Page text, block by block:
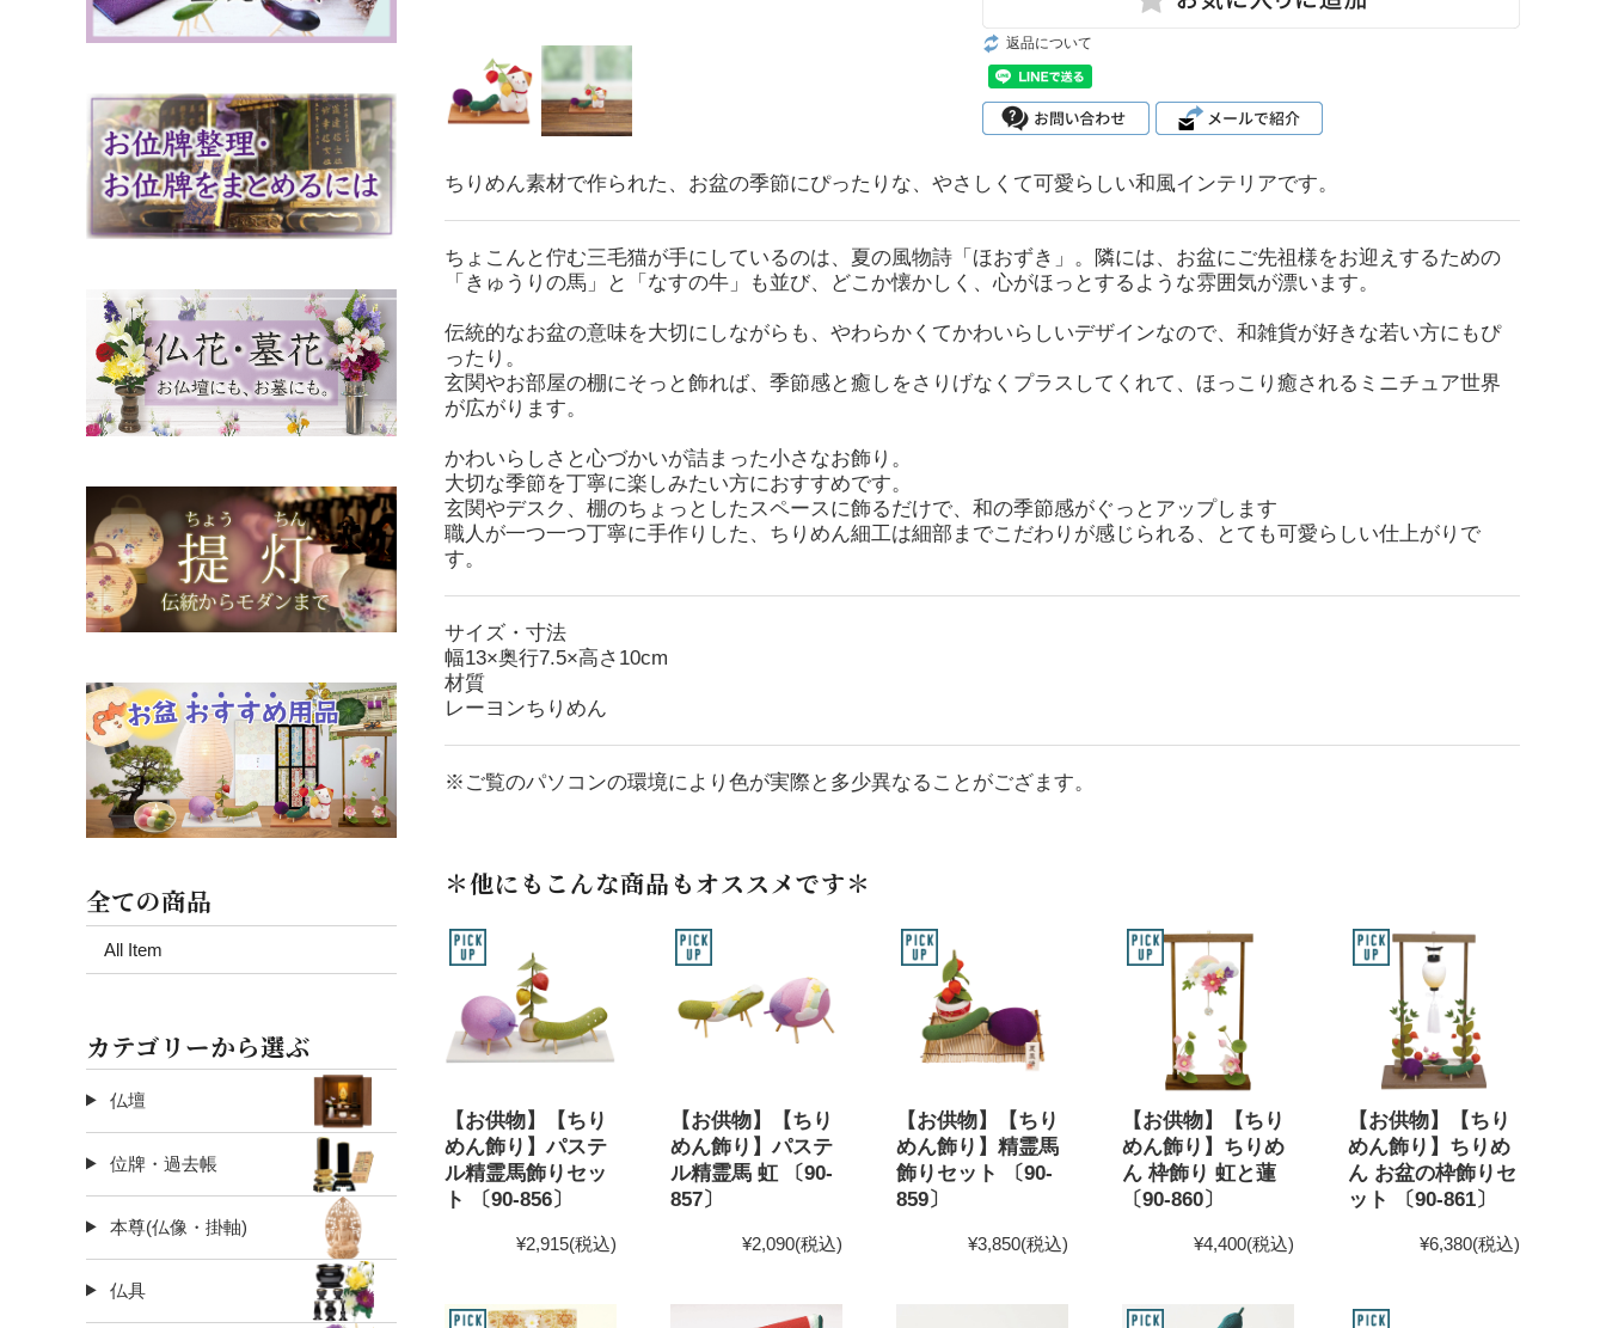
返品について
ちりめん素材で作られた、お盆の季節にぴったりな、やさしくて可愛らしい和風インテリアです。
ちょこんと佇む三毛猫が手にしているのは、夏の風物詩「ほおずき」。隣には、お盆にご先祖様をお迎えするための
「きゅうりの馬」と「なすの牛」も並び、どこか懐かしく、心がほっとするような雰囲気が漂います。
伝統的なお盆の意味を大切にしながらも、やわらかくてかわいらしいデザインなので、和雑貨が好きな若い方にもぴ
ったり。
玄関やお部屋の棚にそっと飾れば、季節感と癒しをさりげなくプラスしてくれて、ほっこり癒されるミニチュア世界
が広がります。
かわいらしさと心づかいが詰まった小さなお飾り。
大切な季節を丁寧に楽しみたい方におすすめです。
玄関やデスク、棚のちょっとしたスペースに飾るだけで、和の季節感がぐっとアップします
職人が一つ一つ丁寧に手作りした、ちりめん細工は細部までこだわりが感じられる、とても可愛らしい仕上がりで
す。
サイズ・寸法
幅13×奥行7.5×高さ10cm
材質
レーヨンちりめん
※ご覧のパソコンの環境により色が実際と多少異なることがござます。
＊他にもこんな商品もオススメです＊
【お供物】【ちり
めん飾り】パステ
ル精霊馬飾りセッ
ト 〔90-856〕
¥2,915(税込)
【お供物】【ちり
めん飾り】パステ
ル精霊馬 虹 〔90-
857〕
¥2,090(税込)
【お供物】【ちり
めん飾り】精霊馬
飾りセット 〔90-
859〕
¥3,850(税込)
【お供物】【ちり
めん飾り】ちりめ
ん 枠飾り 虹と蓮
〔90-860〕
¥4,400(税込)
【お供物】【ちり
めん飾り】ちりめ
ん お盆の枠飾りセ
ット 〔90-861〕
¥6,380(税込)
全ての商品
All Item
カテゴリーから選ぶ
仏壇
位牌・過去帳
本尊(仏像・掛軸)
仏具